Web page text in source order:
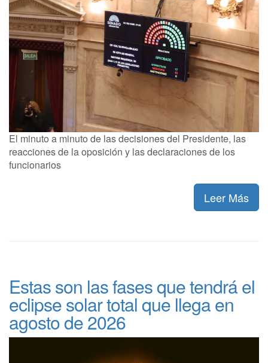
El minuto a minuto de las decisiones del Presidente, las
reacciones de la oposición y las declaraciones de los
funcionarios
Leer Más
Estas son las fases que tendrá el
eclipse solar total que llega en
agosto de 2026